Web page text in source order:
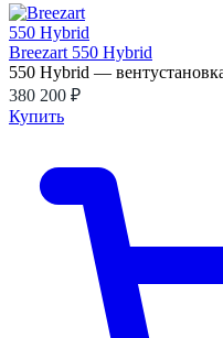
Breezart 550 Hybrid
550 Hybrid —
380 200 ₽
Купить